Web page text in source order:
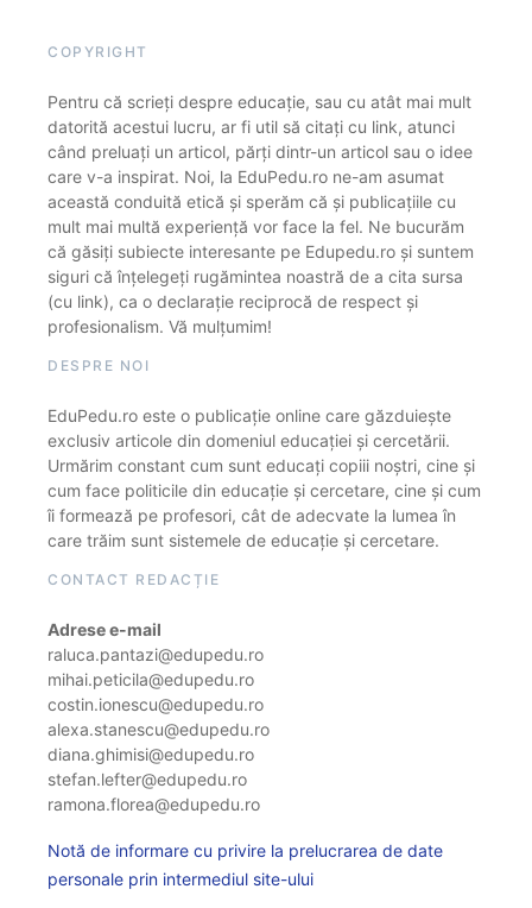
COPYRIGHT
Pentru că scrieți despre educație, sau cu atât mai mult
datorită acestui lucru, ar fi util să citați cu link, atunci
când preluați un articol, părți dintr-un articol sau o idee
care v-a inspirat. Noi, la EduPedu.ro ne-am asumat
această conduită etică și sperăm că și publicațiile cu
mult mai multă experiență vor face la fel. Ne bucurăm
că găsiți subiecte interesante pe Edupedu.ro și suntem
siguri că înțelegeți rugămintea noastră de a cita sursa
(cu link), ca o declarație reciprocă de respect și
profesionalism. Vă mulțumim!
DESPRE NOI
EduPedu.ro este o publicație online care găzduiește
exclusiv articole din domeniul educației și cercetării.
Urmărim constant cum sunt educați copiii noștri, cine și
cum face politicile din educație și cercetare, cine și cum
îi formează pe profesori, cât de adecvate la lumea în
care trăim sunt sistemele de educație și cercetare.
CONTACT REDACȚIE
Adrese e-mail
raluca.pantazi@edupedu.ro
mihai.peticila@edupedu.ro
costin.ionescu@edupedu.ro
alexa.stanescu@edupedu.ro
diana.ghimisi@edupedu.ro
stefan.lefter@edupedu.ro
ramona.florea@edupedu.ro
Notă de informare cu privire la prelucrarea de date
personale prin intermediul site-ului